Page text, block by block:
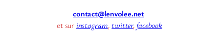
contact@lenvolee.net
et sur instagram, twitter, facebook